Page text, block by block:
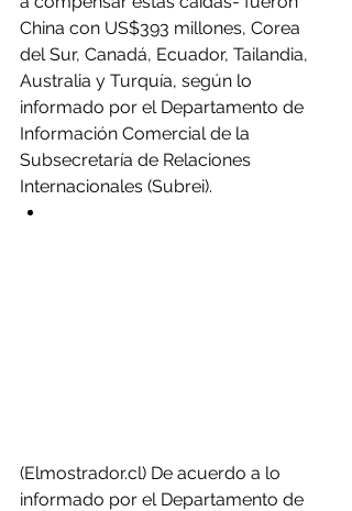
China con US$393 millones, Corea
del Sur, Canadá, Ecuador, Tailandia,
Australia y Turquía, según lo
informado por el Departamento de
Información Comercial de la
Subsecretaría de Relaciones
Internacionales (Subrei).
(Elmostrador.cl) De acuerdo a lo
informado por el Departamento de